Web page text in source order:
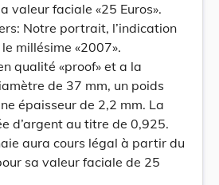
valeur faciale «25 Euros».
Notre portrait, l’indication
le millésime «2007».
qualité «proof» et a la
de 37 mm, un poids
épaisseur de 2,2 mm. La
d’argent au titre de 0,925.
aura cours légal à partir du
sa valeur faciale de 25